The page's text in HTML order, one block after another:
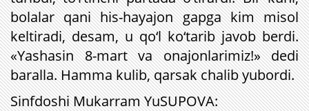
bolalar qani his-hayajon gapga kim misol
keltiradi, desam, u qo‘l ko‘tarib javob berdi.
«Yashasin 8-mart va onajonlarimiz!» dedi
baralla. Hamma kulib, qarsak chalib yubordi.
Sinfdoshi Mukarram YuSUPOVA: